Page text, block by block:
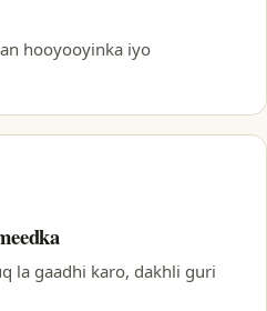
hooyooyinka iyo
la gaadhi karo, dakhli guri